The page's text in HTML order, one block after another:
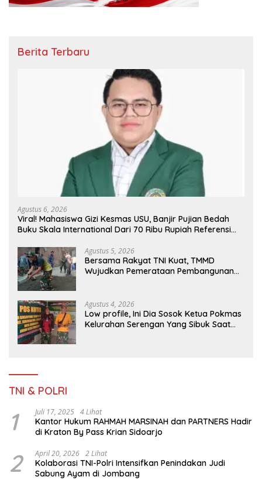
Berita Terbaru
Agustus 6, 2026
Viral! Mahasiswa Gizi Kesmas USU, Banjir Pujian Bedah
Buku Skala International Dari 70 Ribu Rupiah Referensi
Agustus 5, 2026
Bersama Rakyat TNI Kuat, TMMD
Wujudkan Pemerataan Pembangunan
Agustus 4, 2026
Low profile, Ini Dia Sosok Ketua Pokmas
Kelurahan Serengan Yang Sibuk Saat
TNI & POLRI
1 Juli 17, 2025 4 Lihat
Kantor Hukum RAHMAH MARSINAH dan PARTNERS Hadir
di Kraton By Pass Krian Sidoarjo
2 April 20, 2026 2 Lihat
Kolaborasi TNI-Polri Intensifkan Penindakan Judi
Sabung Ayam di Jombang